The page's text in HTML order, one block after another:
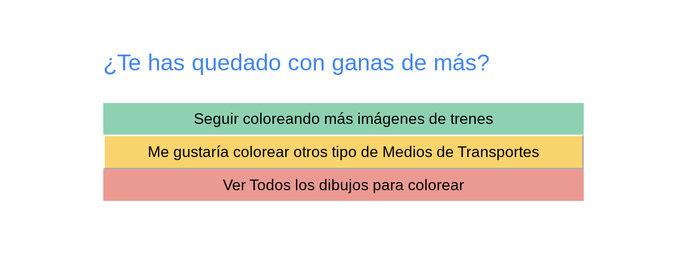
¿Te has quedado con ganas de más?
Seguir coloreando más imágenes de trenes
Me gustaría colorear otros tipo de Medios de Transportes
Ver Todos los dibujos para colorear